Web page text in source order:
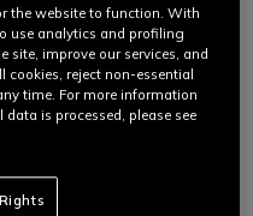
al centro storico e a
Centro.
per il mondo delle due
della provincia
motociclisti esperti
di più giornate. Fra le
72 giorni l’anno con
di vendita e noleggio
the website to function. With
use analytics and profiling
site, improve our services, and
cookies, reject non-essential
time. For more information
is processed, please see